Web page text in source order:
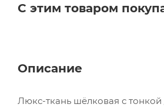
С этим товаром
Описание
Люкс-ткань шёлковая с тонкой